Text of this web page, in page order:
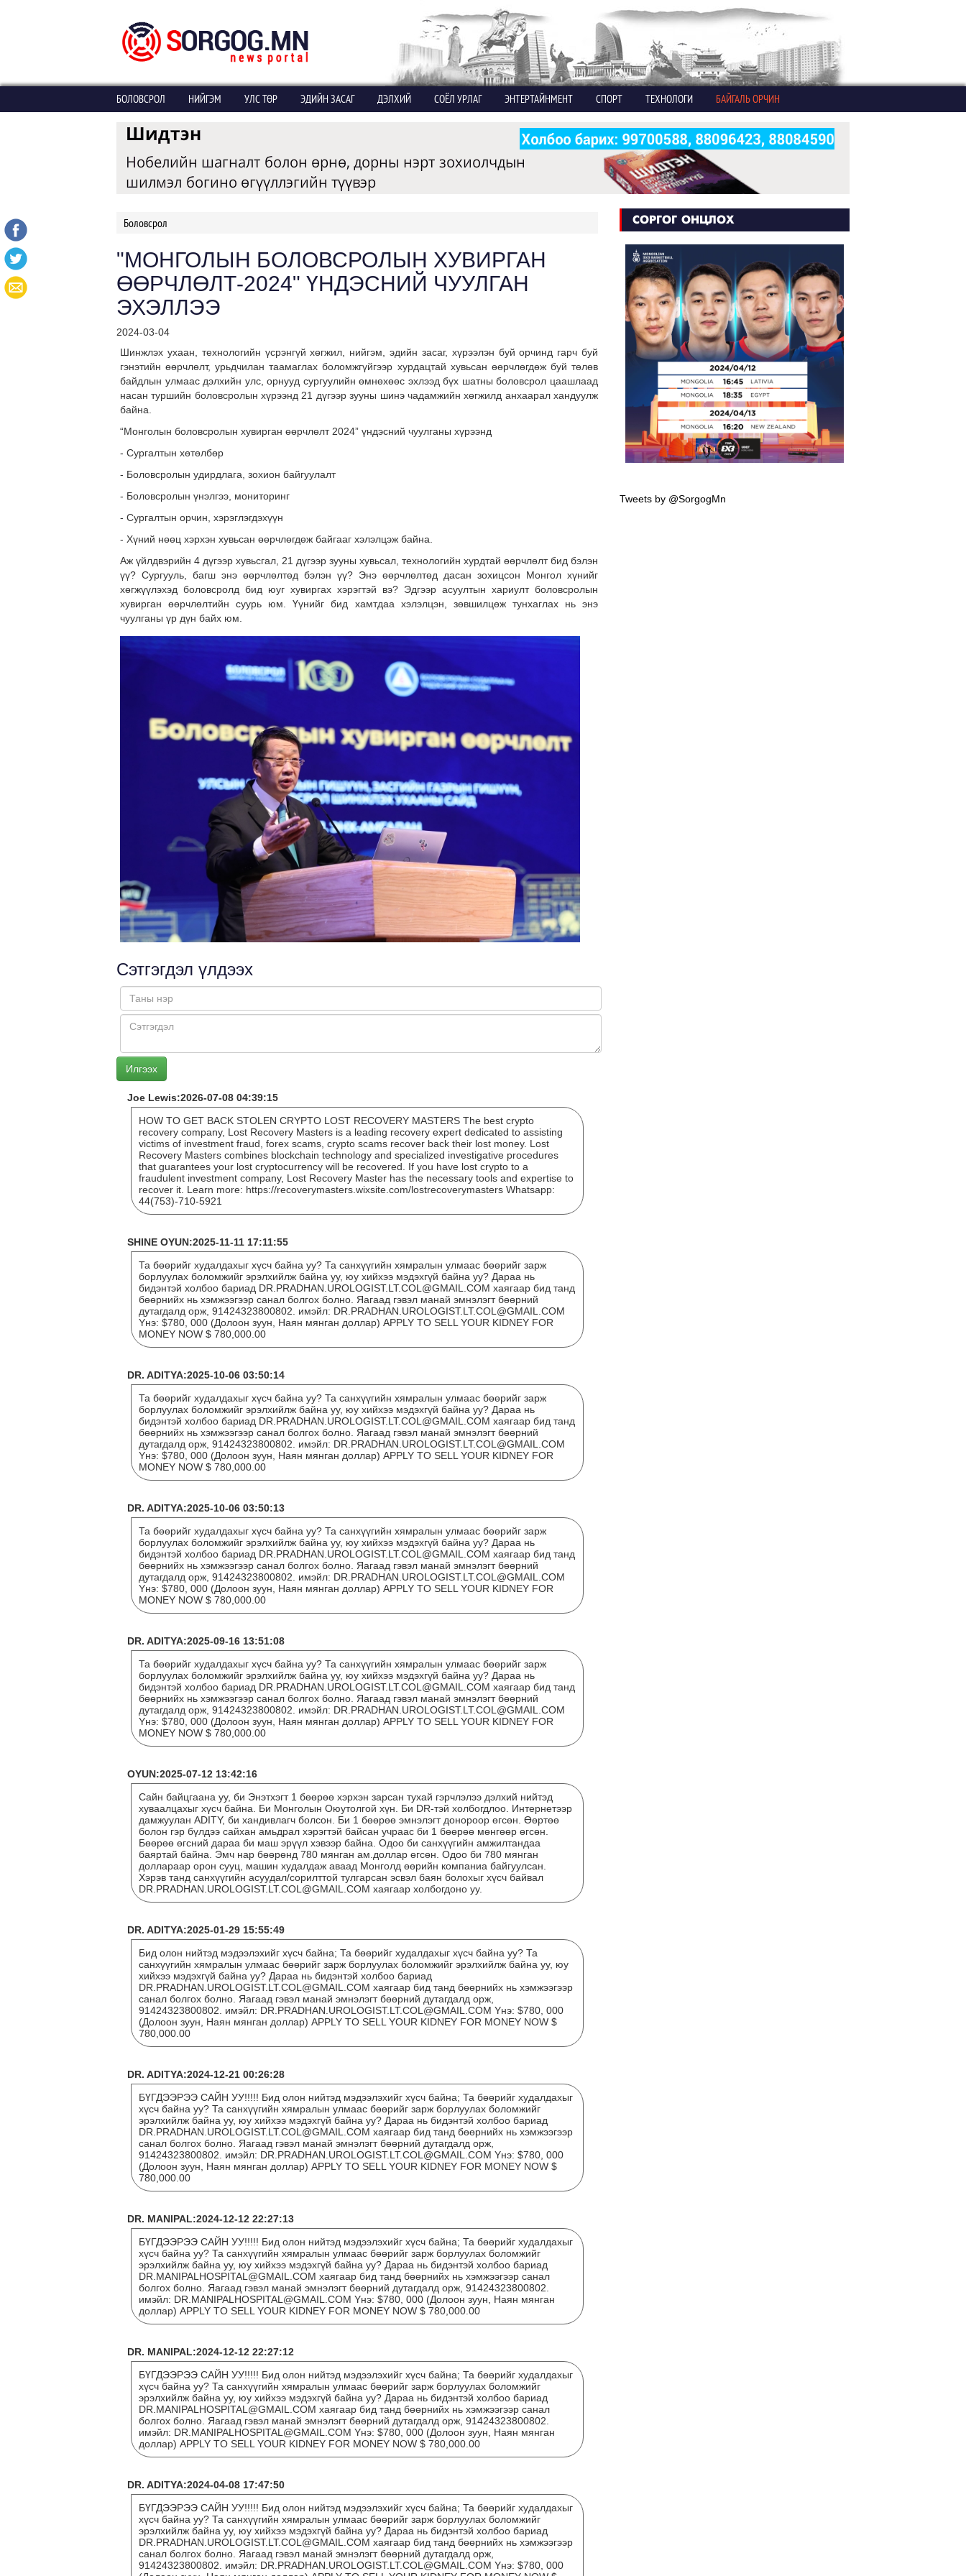
БОЛОВСРОЛ НИЙГЭМ УЛС ТӨР ЭДИЙН ЗАСАГ ДЭЛХИЙ СОЁЛ УРЛАГ ЭНТЕРТАЙНМЕНТ СПОРТ ТЕХНОЛОГИ БАЙГАЛЬ ОРЧИН
Боловсрол
"МОНГОЛЫН БОЛОВСРОЛЫН ХУВИРГАН
ӨӨРЧЛӨЛТ-2024" ҮНДЭСНИЙ ЧУУЛГАН
ЭХЭЛЛЭЭ
2024-03-04
Шинжлэх ухаан, технологийн үсрэнгүй хөгжил, нийгэм, эдийн засаг, хүрээлэн буй орчинд гарч буй
гэнэтийн өөрчлөлт, урьдчилан таамаглах боломжгүйгээр хурдацтай хувьсан өөрчлөгдөж буй төлөв
байдлын улмаас дэлхийн улс, орнууд сургуулийн өмнөхөөс эхлээд бүх шатны боловсрол цаашлаад
насан туршийн боловсролын хүрээнд 21 дүгээр зууны шинэ чадамжийн хөгжилд анхаарал хандуулж
байна.
“Монголын боловсролын хувирган өөрчлөлт 2024” үндэсний чуулганы хүрээнд
- Сургалтын хөтөлбөр
- Боловсролын удирдлага, зохион байгуулалт
- Боловсролын үнэлгээ, мониторинг
- Сургалтын орчин, хэрэглэгдэхүүн
- Хүний нөөц хэрхэн хувьсан өөрчлөгдөж байгааг хэлэлцэж байна.
Аж үйлдвэрийн 4 дүгээр хувьсгал, 21 дүгээр зууны хувьсал, технологийн хурдтай өөрчлөлт бид бэлэн
үү? Сургууль, багш энэ өөрчлөлтөд бэлэн үү? Энэ өөрчлөлтөд дасан зохицсон Монгол хүнийг
хөгжүүлэхэд боловсролд бид юуг хувиргах хэрэгтэй вэ? Эдгээр асуултын хариулт боловсролын
хувирган өөрчлөлтийн суурь юм. Үүнийг бид хамтдаа хэлэлцэн, зөвшилцөж тунхаглах нь энэ
чуулганы үр дүн байх юм.
Сэтгэгдэл үлдээх
Joe Lewis:2026-07-08 04:39:15
HOW TO GET BACK STOLEN CRYPTO LOST RECOVERY MASTERS The best crypto
recovery company, Lost Recovery Masters is a leading recovery expert dedicated to assisting
victims of investment fraud, forex scams, crypto scams recover back their lost money. Lost
Recovery Masters combines blockchain technology and specialized investigative procedures
that guarantees your lost cryptocurrency will be recovered. If you have lost crypto to a
fraudulent investment company, Lost Recovery Master has the necessary tools and expertise to
recover it. Learn more: https://recoverymasters.wixsite.com/lostrecoverymasters Whatsapp:
44(753)-710-5921
SHINE OYUN:2025-11-11 17:11:55
Та бөөрийг худалдахыг хүсч байна уу? Та санхүүгийн хямралын улмаас бөөрийг зарж
борлуулах боломжийг эрэлхийлж байна уу, юу хийхээ мэдэхгүй байна уу? Дараа нь
бидэнтэй холбоо бариад DR.PRADHAN.UROLOGIST.LT.COL@GMAIL.COM хаягаар бид танд
бөөрнийх нь хэмжээгээр санал болгох болно. Яагаад гэвэл манай эмнэлэгт бөөрний
дутагдалд орж, 91424323800802. имэйл: DR.PRADHAN.UROLOGIST.LT.COL@GMAIL.COM
Yнэ: $780, 000 (Долоон зуун, Наян мянган доллар) APPLY TO SELL YOUR KIDNEY FOR
MONEY NOW $ 780,000.00
DR. ADITYA:2025-10-06 03:50:14
Та бөөрийг худалдахыг хүсч байна уу? Та санхүүгийн хямралын улмаас бөөрийг зарж
борлуулах боломжийг эрэлхийлж байна уу, юу хийхээ мэдэхгүй байна уу? Дараа нь
бидэнтэй холбоо бариад DR.PRADHAN.UROLOGIST.LT.COL@GMAIL.COM хаягаар бид танд
бөөрнийх нь хэмжээгээр санал болгох болно. Яагаад гэвэл манай эмнэлэгт бөөрний
дутагдалд орж, 91424323800802. имэйл: DR.PRADHAN.UROLOGIST.LT.COL@GMAIL.COM
Yнэ: $780, 000 (Долоон зуун, Наян мянган доллар) APPLY TO SELL YOUR KIDNEY FOR
MONEY NOW $ 780,000.00
DR. ADITYA:2025-10-06 03:50:13
Та бөөрийг худалдахыг хүсч байна уу? Та санхүүгийн хямралын улмаас бөөрийг зарж
борлуулах боломжийг эрэлхийлж байна уу, юу хийхээ мэдэхгүй байна уу? Дараа нь
бидэнтэй холбоо бариад DR.PRADHAN.UROLOGIST.LT.COL@GMAIL.COM хаягаар бид танд
бөөрнийх нь хэмжээгээр санал болгох болно. Яагаад гэвэл манай эмнэлэгт бөөрний
дутагдалд орж, 91424323800802. имэйл: DR.PRADHAN.UROLOGIST.LT.COL@GMAIL.COM
Yнэ: $780, 000 (Долоон зуун, Наян мянган доллар) APPLY TO SELL YOUR KIDNEY FOR
MONEY NOW $ 780,000.00
DR. ADITYA:2025-09-16 13:51:08
Та бөөрийг худалдахыг хүсч байна уу? Та санхүүгийн хямралын улмаас бөөрийг зарж
борлуулах боломжийг эрэлхийлж байна уу, юу хийхээ мэдэхгүй байна уу? Дараа нь
бидэнтэй холбоо бариад DR.PRADHAN.UROLOGIST.LT.COL@GMAIL.COM хаягаар бид танд
бөөрнийх нь хэмжээгээр санал болгох болно. Яагаад гэвэл манай эмнэлэгт бөөрний
дутагдалд орж, 91424323800802. имэйл: DR.PRADHAN.UROLOGIST.LT.COL@GMAIL.COM
Yнэ: $780, 000 (Долоон зуун, Наян мянган доллар) APPLY TO SELL YOUR KIDNEY FOR
MONEY NOW $ 780,000.00
OYUN:2025-07-12 13:42:16
Сайн байцгаана уу, би Энэтхэгт 1 бөөрөө хэрхэн зарсан тухай гэрчлэлээ дэлхий нийтэд
хуваалцахыг хүсч байна. Би Монголын Оюутолгой хүн. Би DR-тэй холбогдлоо. Интернетээр
дамжуулан ADITY, би хандивлагч болсон. Би 1 бөөрөө эмнэлэгт донороор өгсөн. Өөртөө
болон гэр бүлдээ сайхан амьдрал хэрэгтэй байсан учраас би 1 бөөрөө мөнгөөр өгсөн.
Бөөрөө өгсний дараа би маш эрүүл хэвээр байна. Одоо би санхүүгийн амжилтандаа
баяртай байна. Эмч нар бөөрөнд 780 мянган ам.доллар өгсөн. Одоо би 780 мянган
доллараар орон сууц, машин худалдаж аваад Монголд өөрийн компаниа байгуулсан.
Хэрэв танд санхүүгийн асуудал/сорилттой тулгарсан эсвэл баян болохыг хүсч байвал
DR.PRADHAN.UROLOGIST.LT.COL@GMAIL.COM хаягаар холбогдоно уу.
DR. ADITYA:2025-01-29 15:55:49
Бид олон нийтэд мэдээлэхийг хүсч байна; Та бөөрийг худалдахыг хүсч байна уу? Та
санхүүгийн хямралын улмаас бөөрийг зарж борлуулах боломжийг эрэлхийлж байна уу, юу
хийхээ мэдэхгүй байна уу? Дараа нь бидэнтэй холбоо бариад
DR.PRADHAN.UROLOGIST.LT.COL@GMAIL.COM хаягаар бид танд бөөрнийх нь хэмжээгээр
санал болгох болно. Яагаад гэвэл манай эмнэлэгт бөөрний дутагдалд орж,
91424323800802. имэйл: DR.PRADHAN.UROLOGIST.LT.COL@GMAIL.COM Yнэ: $780, 000
(Долоон зуун, Наян мянган доллар) APPLY TO SELL YOUR KIDNEY FOR MONEY NOW $
780,000.00
DR. ADITYA:2024-12-21 00:26:28
БҮГДЭЭРЭЭ САЙН УУ!!!!! Бид олон нийтэд мэдээлэхийг хүсч байна; Та бөөрийг худалдахыг
хүсч байна уу? Та санхүүгийн хямралын улмаас бөөрийг зарж борлуулах боломжийг
эрэлхийлж байна уу, юу хийхээ мэдэхгүй байна уу? Дараа нь бидэнтэй холбоо бариад
DR.PRADHAN.UROLOGIST.LT.COL@GMAIL.COM хаягаар бид танд бөөрнийх нь хэмжээгээр
санал болгох болно. Яагаад гэвэл манай эмнэлэгт бөөрний дутагдалд орж,
91424323800802. имэйл: DR.PRADHAN.UROLOGIST.LT.COL@GMAIL.COM Yнэ: $780, 000
(Долоон зуун, Наян мянган доллар) APPLY TO SELL YOUR KIDNEY FOR MONEY NOW $
780,000.00
DR. MANIPAL:2024-12-12 22:27:13
БҮГДЭЭРЭЭ САЙН УУ!!!!! Бид олон нийтэд мэдээлэхийг хүсч байна; Та бөөрийг худалдахыг
хүсч байна уу? Та санхүүгийн хямралын улмаас бөөрийг зарж борлуулах боломжийг
эрэлхийлж байна уу, юу хийхээ мэдэхгүй байна уу? Дараа нь бидэнтэй холбоо бариад
DR.MANIPALHOSPITAL@GMAIL.COM хаягаар бид танд бөөрнийх нь хэмжээгээр санал
болгох болно. Яагаад гэвэл манай эмнэлэгт бөөрний дутагдалд орж, 91424323800802.
имэйл: DR.MANIPALHOSPITAL@GMAIL.COM Yнэ: $780, 000 (Долоон зуун, Наян мянган
доллар) APPLY TO SELL YOUR KIDNEY FOR MONEY NOW $ 780,000.00
DR. MANIPAL:2024-12-12 22:27:12
БҮГДЭЭРЭЭ САЙН УУ!!!!! Бид олон нийтэд мэдээлэхийг хүсч байна; Та бөөрийг худалдахыг
хүсч байна уу? Та санхүүгийн хямралын улмаас бөөрийг зарж борлуулах боломжийг
эрэлхийлж байна уу, юу хийхээ мэдэхгүй байна уу? Дараа нь бидэнтэй холбоо бариад
DR.MANIPALHOSPITAL@GMAIL.COM хаягаар бид танд бөөрнийх нь хэмжээгээр санал
болгох болно. Яагаад гэвэл манай эмнэлэгт бөөрний дутагдалд орж, 91424323800802.
имэйл: DR.MANIPALHOSPITAL@GMAIL.COM Yнэ: $780, 000 (Долоон зуун, Наян мянган
доллар) APPLY TO SELL YOUR KIDNEY FOR MONEY NOW $ 780,000.00
DR. ADITYA:2024-04-08 17:47:50
БҮГДЭЭРЭЭ САЙН УУ!!!!! Бид олон нийтэд мэдээлэхийг хүсч байна; Та бөөрийг худалдахыг
хүсч байна уу? Та санхүүгийн хямралын улмаас бөөрийг зарж борлуулах боломжийг
эрэлхийлж байна уу, юу хийхээ мэдэхгүй байна уу? Дараа нь бидэнтэй холбоо бариад
DR.PRADHAN.UROLOGIST.LT.COL@GMAIL.COM хаягаар бид танд бөөрнийх нь хэмжээгээр
санал болгох болно. Яагаад гэвэл манай эмнэлэгт бөөрний дутагдалд орж,
91424323800802. имэйл: DR.PRADHAN.UROLOGIST.LT.COL@GMAIL.COM Yнэ: $780, 000
СОРГОГ ОНЦЛОХ
Tweets by @SorgogMn